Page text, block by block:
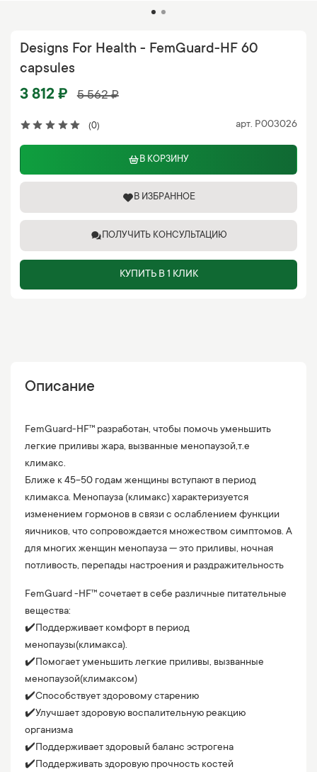
(0) арт. P003026
Designs For Health - FemGuard-HF 60
capsules
3 812 ₽ 5 562 ₽
В КОРЗИНУ
В ИЗБРАННОЕ
ПОЛУЧИТЬ КОНСУЛЬТАЦИЮ
КУПИТЬ В 1 КЛИК
Описание
FemGuard-HF™ разработан, чтобы помочь уменьшить
легкие приливы жара, вызванные менопаузой,т.е
климакс.
Ближе к 45-50 годам женщины вступают в период
климакса. Менопауза (климакс) характеризуется
изменением гормонов в связи с ослаблением функции
яичников, что сопровождается множеством симптомов. А
для многих женщин менопауза — это приливы, ночная
потливость, перепады настроения и раздражительность
FemGuard -HF™ сочетает в себе различные питательные
вещества:
✔️Поддерживает комфорт в период
менопаузы(климакса).
✔️Помогает уменьшить легкие приливы, вызванные
менопаузой(климаксом)
✔️Способствует здоровому старению
✔️Улучшает здоровую воспалительную реакцию
организма
✔️Поддерживает здоровый баланс эстрогена
✔️Поддерживать здоровую прочность костей